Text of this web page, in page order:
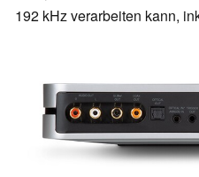
192 kHz verarbeiten kann,